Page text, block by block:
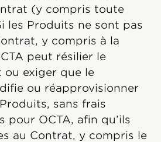
(y compris toute
les Produits ne sont pas
y compris à la
peut résilier le
ou exiger que le
ou réapprovisionner
sans frais
pour OCTA, afin qu’ils
au Contrat, y compris le